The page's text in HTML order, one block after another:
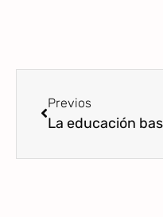
Previos